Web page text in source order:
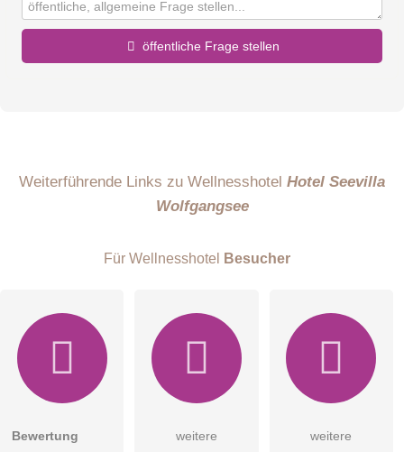
öffentliche Frage stellen
Weiterführende Links zu Wellnesshotel Hotel Seevilla
Wolfgangsee
Für Wellnesshotel Besucher
Bewertung
weitere
weitere